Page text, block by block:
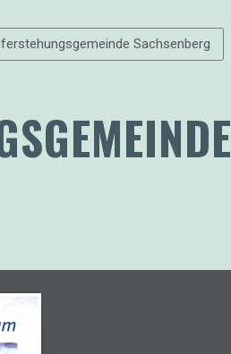
Sachsenberg